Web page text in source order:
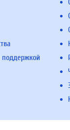
поддержкой